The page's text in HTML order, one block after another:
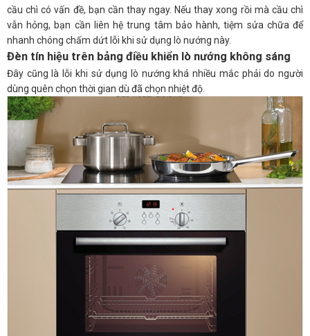
cầu chì có vấn đề, bạn cần thay ngay. Nếu thay xong rồi mà cầu chì
vẫn hỏng, bạn cần liên hệ trung tâm bảo hành, tiệm sửa chữa để
nhanh chóng chấm dứt lỗi khi sử dụng lò nướng này.
Đèn tín hiệu trên bảng điều khiển lò nướng không sáng
Đây cũng là lỗi khi sử dụng lò nướng khá nhiều mắc phải do người
dùng quên chọn thời gian dù đã chọn nhiệt độ.